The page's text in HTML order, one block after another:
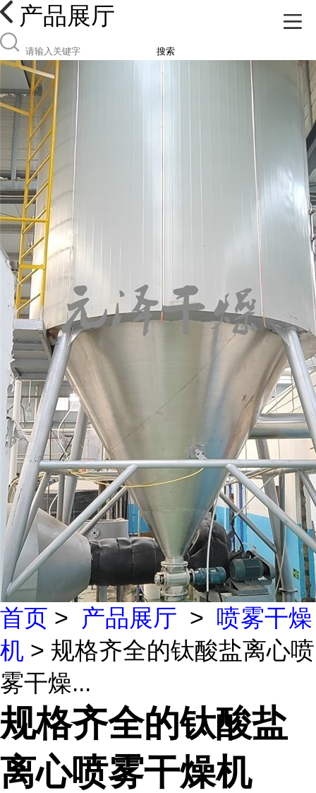
产品展厅
搜索
首页 > 产品展厅 > 喷雾干燥
机 > 规格齐全的钛酸盐离心喷
雾干燥...
规格齐全的钛酸盐
离心喷雾干燥机